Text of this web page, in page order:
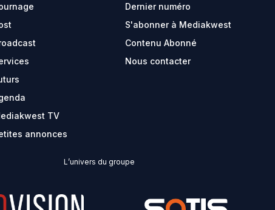
TV
annonces
Dernier numéro
S'abonner à Mediakwest
Contenu Abonné
Nous contacter
L’univers du groupe